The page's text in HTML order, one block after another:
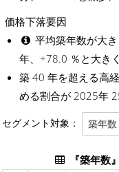
価格下落要因
平均築年数が大
年、+78.0 ％と大き
築 40 年を超える高
める割合が 2025年
セグメント対象： 築年数
『築年数